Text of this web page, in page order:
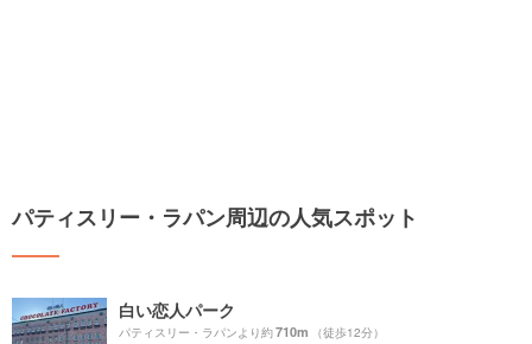
パティスリー・ラパン周辺の人気スポット
白い恋人パーク
パティスリー・ラパンより約710m （徒歩12分）